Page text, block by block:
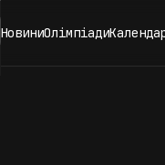
НовиниОлімпіади